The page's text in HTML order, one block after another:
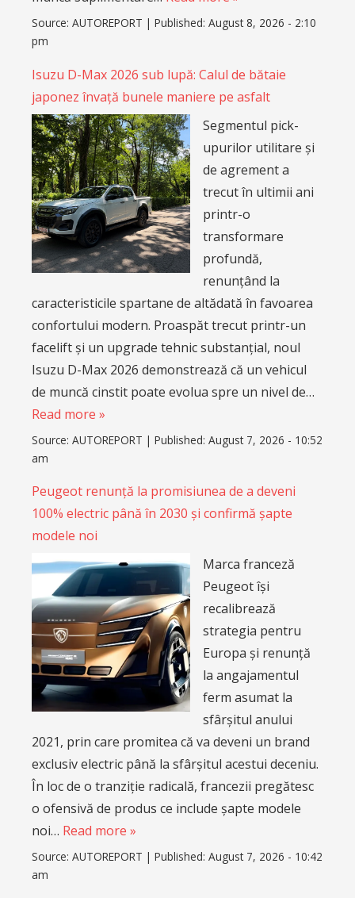
Source: AUTOREPORT | Published: August 8, 2026 - 2:10
pm
Isuzu D-Max 2026 sub lupă: Calul de bătaie
japonez învață bunele maniere pe asfalt
Segmentul pick-
upurilor utilitare și
de agrement a
trecut în ultimii ani
printr-o
transformare
profundă,
renunțând la
caracteristicile spartane de altădată în favoarea
confortului modern. Proaspăt trecut printr-un
facelift și un upgrade tehnic substanțial, noul
Isuzu D-Max 2026 demonstrează că un vehicul
de muncă cinstit poate evolua spre un nivel de…
Read more »
Source: AUTOREPORT | Published: August 7, 2026 - 10:52
am
Peugeot renunță la promisiunea de a deveni
100% electric până în 2030 și confirmă șapte
modele noi
Marca franceză
Peugeot își
recalibrează
strategia pentru
Europa și renunță
la angajamentul
ferm asumat la
sfârșitul anului
2021, prin care promitea că va deveni un brand
exclusiv electric până la sfârșitul acestui deceniu.
În loc de o tranziție radicală, francezii pregătesc
o ofensivă de produs ce include șapte modele
noi… Read more »
Source: AUTOREPORT | Published: August 7, 2026 - 10:42
am